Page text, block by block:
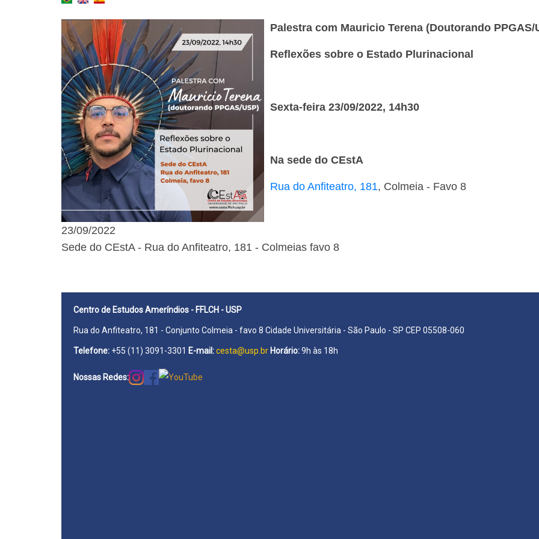
Palestra com Mauricio Terena (Doutorando PPGAS/
Reflexões sobre o Estado Plurinacional
Sexta-feira 23/09/2022, 14h30
Na sede do CEstA
Rua do Anfiteatro, 181, Colmeia - Favo 8
23/09/2022
Sede do CEstA - Rua do Anfiteatro, 181 - Colmeias favo 8
Centro de Estudos Ameríndios - FFLCH - USP
Rua do Anfiteatro, 181 - Conjunto Colmeia - favo 8 Cidade Universitária - São Paulo - SP CEP 05508-060
Telefone: +55 (11) 3091-3301 E-mail:cesta@usp.br Horário:9h às 18h
Nossas Redes: